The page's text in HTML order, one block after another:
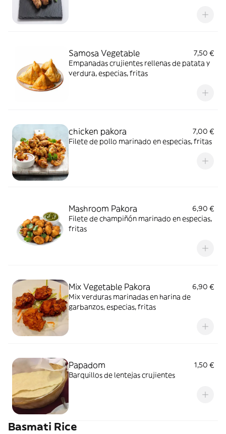
Samosa Vegetable
7,50 €
Empanadas crujientes rellenas de patata y
verdura, especias, fritas
chicken pakora
7,00 €
Filete de pollo marinado en especias, fritas
Mashroom Pakora
6,90 €
Filete de champiñón marinado en especias,
fritas
Mix Vegetable Pakora
6,90 €
Mix verduras marinadas en harina de
garbanzos, especias, fritas
Papadom
1,50 €
Barquillos de lentejas crujientes
Basmati Rice